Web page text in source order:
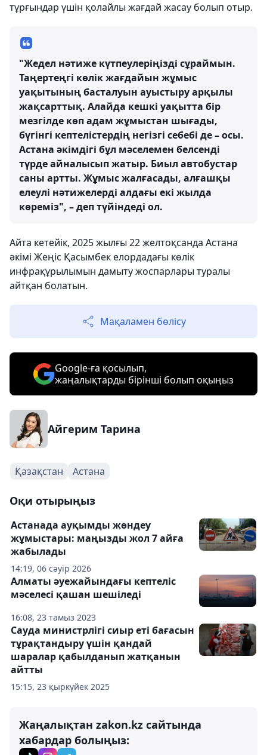
тұрғындар үшін қолайлы жағдай жасау болып отыр.
"Жедел нәтиже күтпеулеріңізді сұраймын.
Таңертеңгі көлік жағдайын жұмыс
уақытының басталуын ауыстыру арқылы
жақсарттық. Алайда кешкі уақытта бір
мезгілде көп адам жұмыстан шығады,
бүгінгі кептелістердің негізгі себебі де – осы.
Астана әкімдігі бұл мәселемен белсенді
түрде айналысып жатыр. Биыл автобустар
саны артты. Жұмыс жалғасады, алғашқы
елеулі нәтижелерді алдағы екі жылда
көреміз", – деп түйіндеді ол.
Айта кетейік, 2025 жылғы 22 желтоқсанда Астана
әкімі Жеңіс Қасымбек елордадағы көлік
инфрақұрылымын дамыту жоспарлары туралы
айтқан болатын.
Мақаламен бөлісу
Google-ға қосылып,
жаңалықтарды бірінші болып оқыңыз
Айгерим Тарина
Қазақстан Астана
Оқи отырыңыз
14:19, 06 сәуір 2026
Астанада ауқымды жөндеу
жұмыстары: маңызды жол 7 айға
жабылады
16:08, 23 тамыз 2023
Алматы әуежайындағы кептеліс
мәселесі қашан шешіледі
15:15, 23 қыркүйек 2025
Сауда министрлігі сиыр еті бағасын
тұрақтандыру үшін қандай
шаралар қабылданып жатқанын
айтты
Жаңалықтан zakon.kz сайтында
хабардар болыңыз: